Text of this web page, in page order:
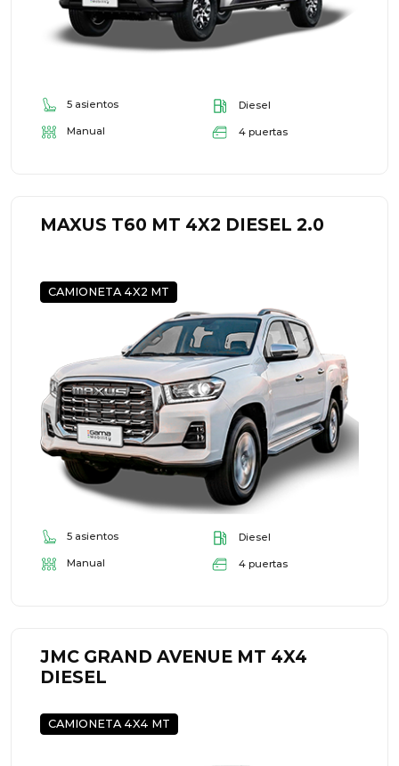
5 asientos Diesel
Manual 4 puertas
MAXUS T60 MT 4X2 DIESEL 2.0
CAMIONETA 4X2 MT
5 asientos Diesel
Manual 4 puertas
JMC GRAND AVENUE MT 4X4
DIESEL
CAMIONETA 4X4 MT